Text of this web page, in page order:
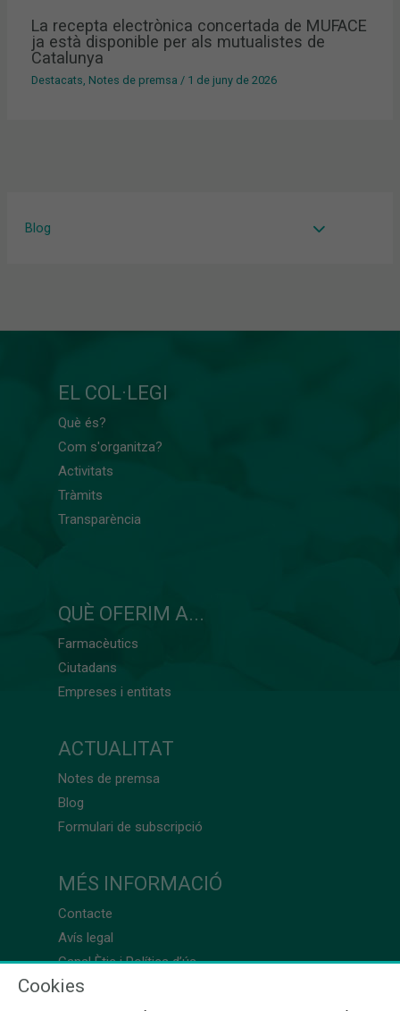
Blog
La recepta electrònica concertada de MUFACE
ja està disponible per als mutualistes de
Catalunya
Destacats, Notes de premsa / 1 de juny de 2026
EL COL·LEGI
Què és?
Com s'organitza?
Activitats
Tràmits
Transparència
QUÈ OFERIM A...
Farmacèutics
Ciutadans
Empreses i entitats
ACTUALITAT
Notes de premsa
Blog
Formulari de subscripció
MÉS INFORMACIÓ
Contacte
Avís legal
Canal Ètic i Política d’ús
Cookies